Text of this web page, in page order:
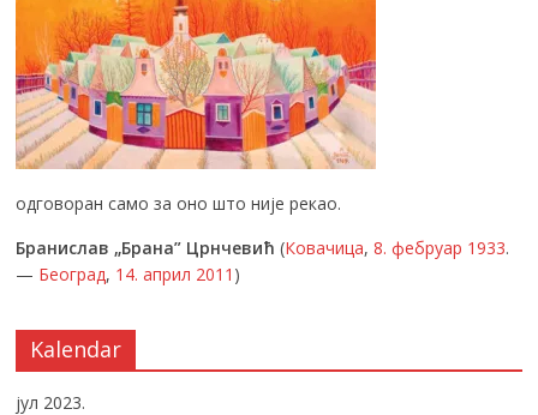
одговоран само за оно што није рекао.
Бранислав „Брана” Црнчевић (Ковачица,8. фебруар 1933.
— Београд, 14. април 2011 )
Kalendar
јул 2023.